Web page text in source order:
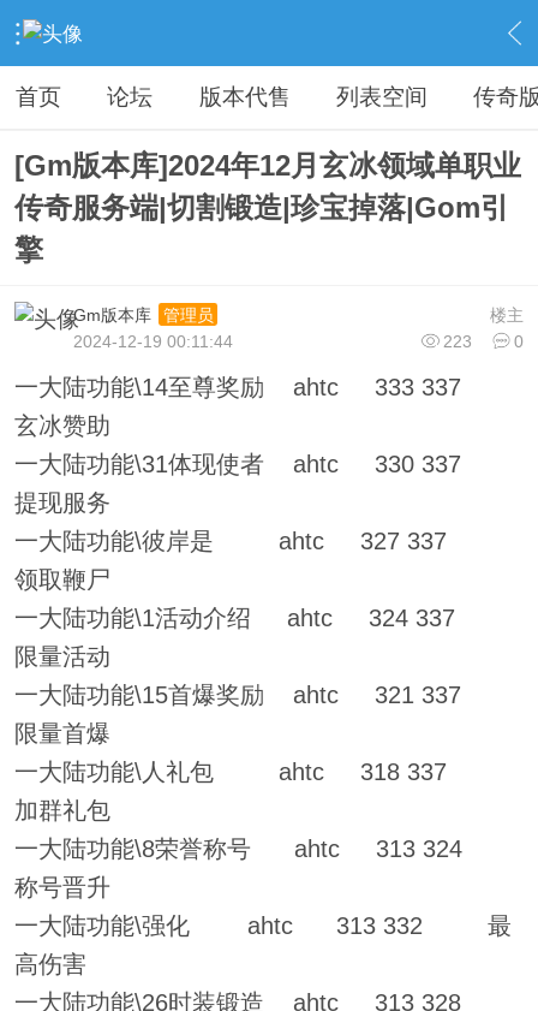
› 传奇私服专区 › 传奇商业版本免费下载 › 内容
首页 论坛 版本代售 列表空间 传奇
[Gm版本库]2024年12月玄冰领域单职业
传奇服务端|切割锻造|珍宝掉落|Gom引
擎
楼主
Gm版本库
管理员
223
0
2024-12-19 00:11:44
一大陆功能\14至尊奖励 ahtc 333 337
玄冰赞助
一大陆功能\31体现使者 ahtc 330 337
提现服务
一大陆功能\彼岸是 ahtc 327 337
领取鞭尸
一大陆功能\1活动介绍 ahtc 324 337
限量活动
一大陆功能\15首爆奖励 ahtc 321 337
限量首爆
一大陆功能\人礼包 ahtc 318 337
加群礼包
一大陆功能\8荣誉称号 ahtc 313 324
称号晋升
一大陆功能\强化 ahtc 313 332 最
高伤害
一大陆功能\26时装锻造 ahtc 313 328